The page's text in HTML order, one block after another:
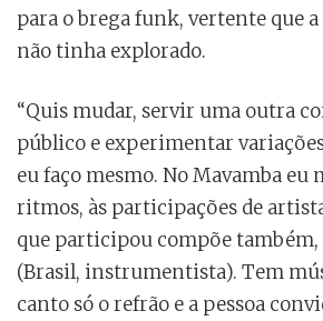
para o brega funk, vertente que
não tinha explorado.
“Quis mudar, servir uma outra
público e experimentar
eu faço mesmo. No Mavamba eu
ritmos, às participações de
que participou compõe também,
(Brasil, instrumentista). Tem
canto só o refrão e a pessoa